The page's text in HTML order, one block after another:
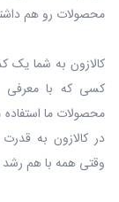
محصولات رو هم
کالازون به شما یک
کسی که با
محصولات ما
در کالازون به
وقتی همه با هم